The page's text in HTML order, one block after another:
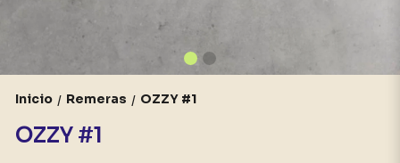
Inicio / Remeras / OZZY #1
OZZY #1